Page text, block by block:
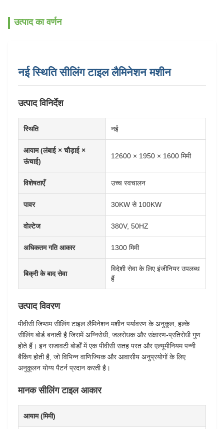
उत्पाद का वर्णन
नई स्थिति सीलिंग टाइल लैमिनेशन मशीन
उत्पाद विनिर्देश
स्थिति नई
आयाम (लंबाई × चौड़ाई ×
ऊंचाई)
12600 × 1950 × 1600 मिमी
विशेषताएँ उच्च स्वचालन
पावर 30KW से 100KW
वोल्टेज 380V, 50HZ
अधिकतम गति आकार 1300 मिमी
बिक्री के बाद सेवा
विदेशी सेवा के लिए इंजीनियर उपलब्ध
हैं
उत्पाद विवरण
पीवीसी जिप्सम सीलिंग टाइल लैमिनेशन मशीन पर्यावरण के अनुकूल, हल्के
सीलिंग बोर्ड बनाती है जिसमें अग्निरोधी, जलरोधक और संक्षारण-प्रतिरोधी गुण
होते हैं। इन सजावटी बोर्डों में एक पीवीसी सतह परत और एल्यूमीनियम पन्नी
बैकिंग होती है, जो विभिन्न वाणिज्यिक और आवासीय अनुप्रयोगों के लिए
अनुकूलन योग्य पैटर्न प्रदान करती है।
मानक सीलिंग टाइल आकार
आयाम (मिमी)